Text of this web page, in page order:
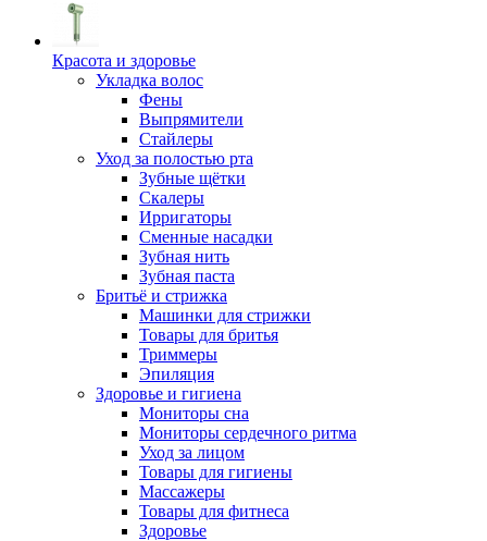
Красота и здоровье
Укладка волос
Фены
Выпрямители
Стайлеры
Уход за полостью рта
Зубные щётки
Скалеры
Ирригаторы
Сменные насадки
Зубная нить
Зубная паста
Бритьё и стрижка
Машинки для стрижки
Товары для бритья
Триммеры
Эпиляция
Здоровье и гигиена
Мониторы сна
Мониторы сердечного ритма
Уход за лицом
Товары для гигиены
Массажеры
Товары для фитнеса
Здоровье